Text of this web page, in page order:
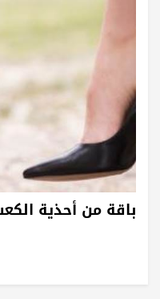
باقة من أحذية